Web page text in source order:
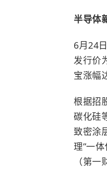
半导体
6月24
发行价
宝涨幅
根据招
碳化硅
致密涂
理”一
（第一